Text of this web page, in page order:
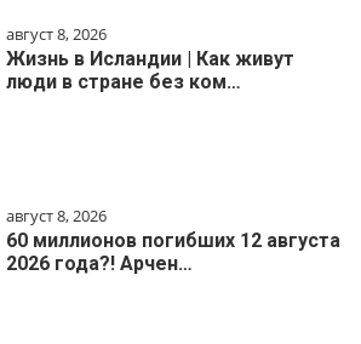
август 8, 2026
Жизнь в Исландии | Как живут
люди в стране без ком…
август 8, 2026
60 миллионов погибших 12 августа
2026 года?! Арчен…